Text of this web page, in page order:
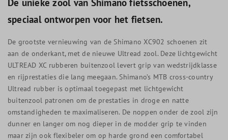
speciaal ontworpen voor het fietsen.
De grootste vernieuwing van de Shimano XC902 schoenen zit
aan de onderkant, met de nieuwe Ultread zool. Deze lichtgewicht
ULTREAD XC rubberen buitenzool levert grip van wedstrijdklasse
en rijprestaties die lang meegaan. Shimano’s MTB cross-country
Ultread rubber is optimaal toegepast met lichtgewicht
buitenzool patronen om de prestaties in droge en natte
omstandigheden te maximaliseren. De noppen onder de zool zijn
dunner en langer om nog dieper in de modder grip te vinden
maar zijn ook flexibeler om op harde grond een comfortabel